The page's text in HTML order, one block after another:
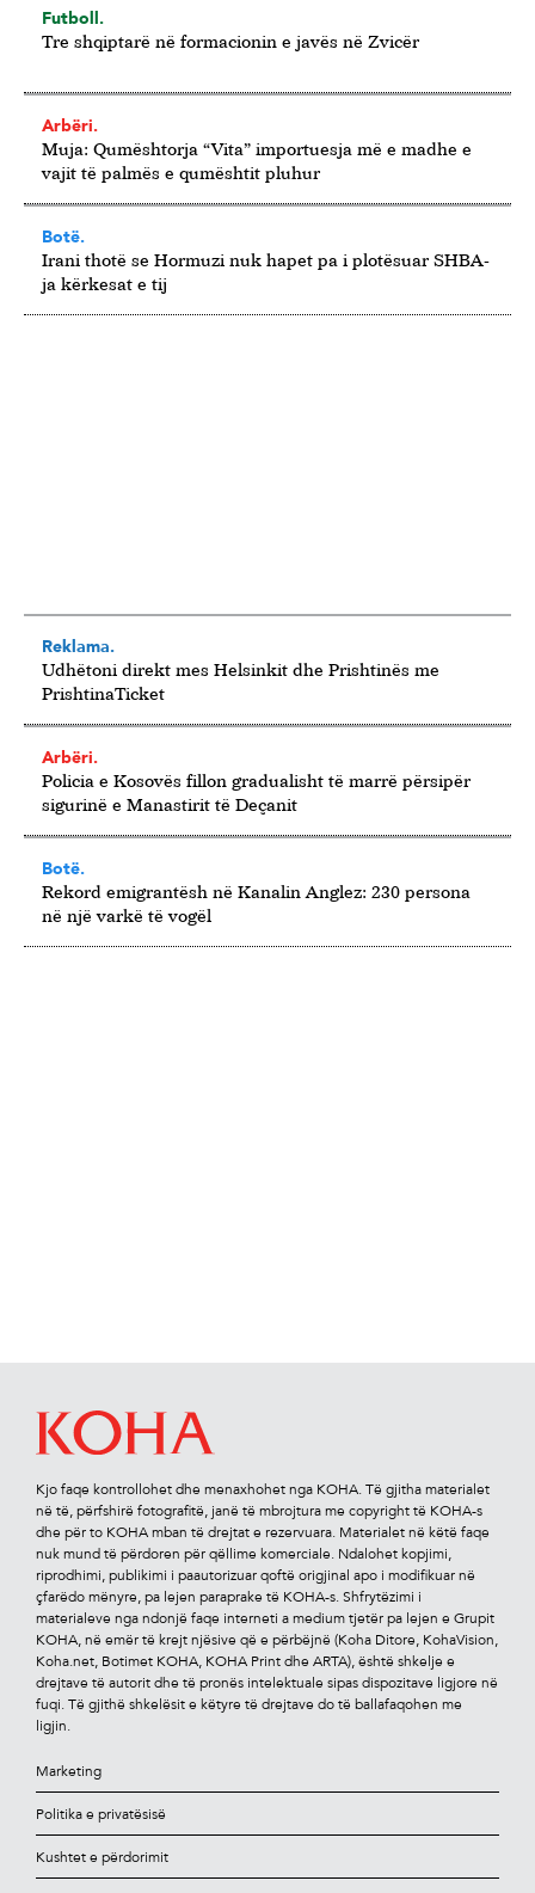
Futboll.
Tre shqiptarë në formacionin e javës në Zvicër
Arbëri.
Muja: Qumështorja “Vita” importuesja më e madhe e
vajit të palmës e qumështit pluhur
Botë.
Irani thotë se Hormuzi nuk hapet pa i plotësuar SHBA-
ja kërkesat e tij
Reklama.
Udhëtoni direkt mes Helsinkit dhe Prishtinës me
PrishtinaTicket
Arbëri.
Policia e Kosovës fillon gradualisht të marrë përsipër
sigurinë e Manastirit të Deçanit
Botë.
Rekord emigrantësh në Kanalin Anglez: 230 persona
në një varkë të vogël
Kjo faqe kontrollohet dhe menaxhohet nga KOHA. Të gjitha materialet
në të, përfshirë fotograﬁtë, janë të mbrojtura me copyright të KOHA-s
dhe për to KOHA mban të drejtat e rezervuara. Materialet në këtë faqe
nuk mund të përdoren për qëllime komerciale. Ndalohet kopjimi,
riprodhimi, publikimi i paautorizuar qoftë origjinal apo i modiﬁkuar në
çfarëdo mënyre, pa lejen paraprake të KOHA-s. Shfrytëzimi i
materialeve nga ndonjë faqe interneti a medium tjetër pa lejen e Grupit
KOHA, në emër të krejt njësive që e përbëjnë (Koha Ditore, KohaVision,
Koha.net, Botimet KOHA, KOHA Print dhe ARTA), është shkelje e
drejtave të autorit dhe të pronës intelektuale sipas dispozitave ligjore në
fuqi. Të gjithë shkelësit e këtyre të drejtave do të ballafaqohen me
ligjin.
Marketing
Politika e privatësisë
Kushtet e përdorimit